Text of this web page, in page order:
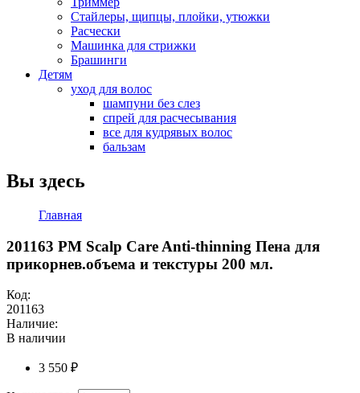
Стайлеры, щипцы, плойки, утюжки
Расчески
Машинка для стрижки
Брашинги
Детям
уход для волос
шампуни без слез
спрей для расчесывания
все для кудрявых волос
бальзам
Вы здесь
Главная
201163 PM Scalp Care Anti-thinning Пена для
прикорнев.объема и текстуры 200 мл.
Код:
201163
Наличие:
В наличии
3 550 ₽